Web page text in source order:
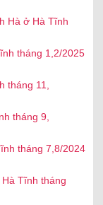
Hà ở Hà Tĩnh
tháng 1,2/2025
tháng 11,
tháng 9,
tháng 7,8/2024
Tĩnh tháng